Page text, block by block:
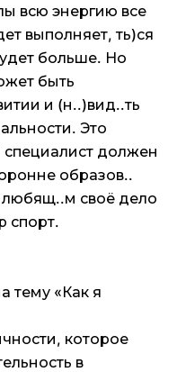
всю энергию все
выполняет, ть)ся
больше. Но
быть
и (н..)вид..ть
Это
должен
образов..
своё дело
спорт.
тему «Как я
которое
в